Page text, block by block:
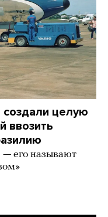
создали целую
ввозить
— его называют